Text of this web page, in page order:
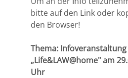
bitte auf den Link oder
den Browser!
Thema: Infoveranstaltung
„Life&LAW@home" am
Uhr
Greifswald
Göttingen